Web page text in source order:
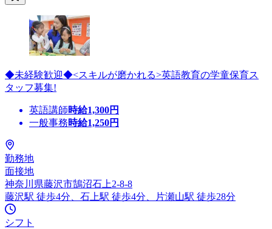
◆未経験歓迎◆<スキルが磨かれる>英語教育の学童保育ス
タッフ募集!
英語講師時給1,300円
一般事務時給1,250円
勤務地
面接地
神奈川県藤沢市鵠沼石上2-8-8
藤沢駅 徒歩4分、石上駅 徒歩4分、片瀬山駅 徒歩28分
シフト